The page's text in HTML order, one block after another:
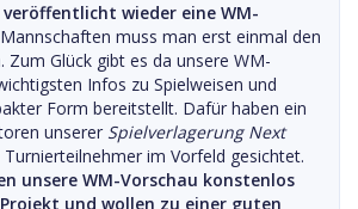
wieder eine WM-
muss man erst einmal den
Zum Glück gibt es da unsere WM-
Infos zu Spielweisen und
Form bereitstellt. Dafür haben ein
unserer Spielverlagerung Next
Turnierteilnehmer im Vorfeld gesichtet.
unsere WM-Vorschau konstenlos
und wollen zu einer guten